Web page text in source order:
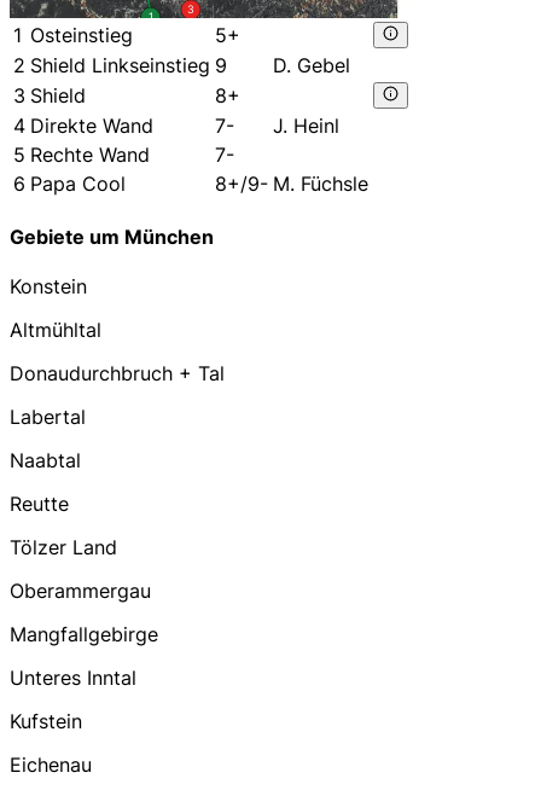
1
3
1 Osteinstieg
5+
2 Shield Linkseinstieg 9
D. Gebel
3 Shield
8+
4 Direkte Wand 7-
J. Heinl
5 Rechte Wand
7-
6 Papa Cool 8+/9- M. Füchsle
Gebiete um München
Konstein
Altmühltal
Donaudurchbruch + Tal
Labertal
Naabtal
Reutte
Tölzer Land
Oberammergau
Mangfallgebirge
Unteres Inntal
Kufstein
Eichenau